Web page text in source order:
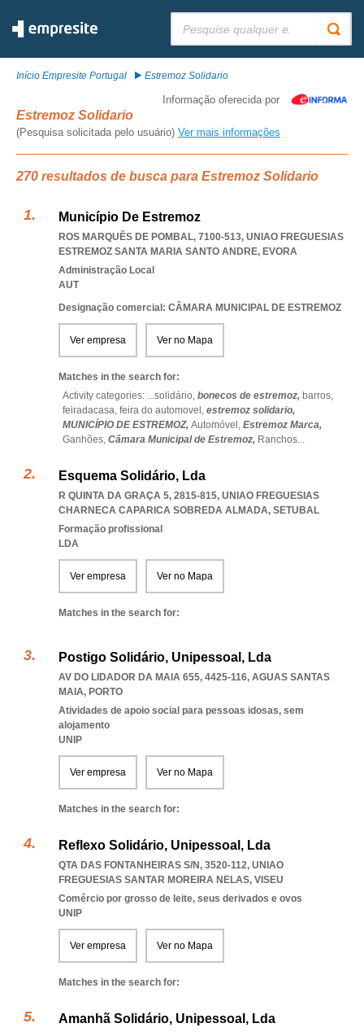
Início Empresite Portugal Estremoz Solidario
Informação oferecida por
Estremoz Solidario
(Pesquisa solicitada pelo usuário) Ver mais informações
270 resultados de busca para Estremoz Solidario
Município De Estremoz
ROS MARQUÊS DE POMBAL, 7100-513, UNIAO FREGUESIAS
ESTREMOZ SANTA MARIA SANTO ANDRE, EVORA
Administração Local
AUT
Designação comercial: CÂMARA MUNICIPAL DE ESTREMOZ
Ver empresa Ver no Mapa
Matches in the search for:
Activity categories: ...solidário, bonecos de estremoz, barros,
feiradacasa, feira do automovel, estremoz solidario,
MUNICÍPIO DE ESTREMOZ, Automóvel, Estremoz Marca,
Ganhões, Câmara Municipal de Estremoz, Ranchos...
Esquema Solidário, Lda
R QUINTA DA GRAÇA 5, 2815-815, UNIAO FREGUESIAS
CHARNECA CAPARICA SOBREDA ALMADA, SETUBAL
Formação profissional
LDA
Ver empresa Ver no Mapa
Matches in the search for:
Postigo Solidário, Unipessoal, Lda
AV DO LIDADOR DA MAIA 655, 4425-116, AGUAS SANTAS
MAIA, PORTO
Atividades de apoio social para pessoas idosas, sem
alojamento
UNIP
Ver empresa Ver no Mapa
Matches in the search for:
Reflexo Solidário, Unipessoal, Lda
QTA DAS FONTANHEIRAS S/N, 3520-112, UNIAO
FREGUESIAS SANTAR MOREIRA NELAS, VISEU
Comércio por grosso de leite, seus derivados e ovos
UNIP
Ver empresa Ver no Mapa
Matches in the search for:
Amanhã Solidário, Unipessoal, Lda